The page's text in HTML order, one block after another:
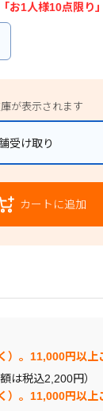
お1人様10点限り」
が表示されます
受け取り
カートに追加
）。11,000円以上
は税込2,200円）
）。11,000円以上